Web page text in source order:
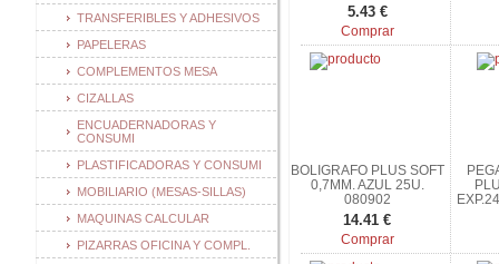
TRANSFERIBLES Y ADHESIVOS
PAPELERAS
COMPLEMENTOS MESA
CIZALLAS
ENCUADERNADORAS Y
CONSUMI
PLASTIFICADORAS Y CONSUMI
MOBILIARIO (MESAS-SILLAS)
MAQUINAS CALCULAR
PIZARRAS OFICINA Y COMPL.
5.43 €
Comprar
BOLIGRAFO PLUS SOFT
0,7MM. AZUL 25U.
080902
14.41 €
Comprar